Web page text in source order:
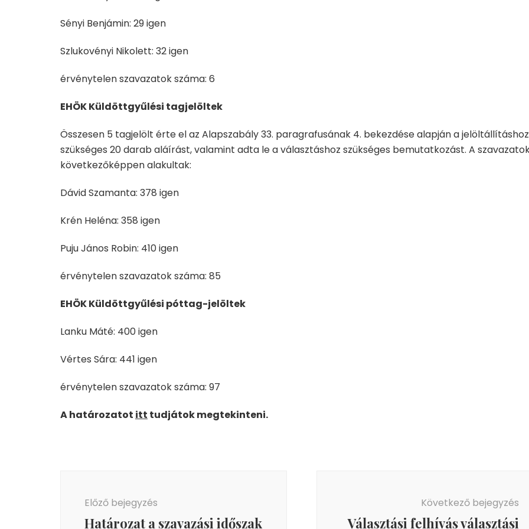
Sényi Benjámin: 29 igen
Szlukovényi Nikolett: 32 igen
érvénytelen szavazatok száma: 6
EHÖK Küldöttgyűlési tagjelöltek
Összesen 5 tagjelölt érte el az Alapszabály 33. paragrafusának 4. bekezdése alapján a jelöltállításhoz
szükséges 20 darab aláírást, valamint adta le a választáshoz szükséges bemutatkozást. A
következőképpen alakultak:
Dávid Szamanta: 378 igen
Krén Heléna: 358 igen
Puju János Robin: 410 igen
érvénytelen szavazatok száma: 85
EHÖK Küldöttgyűlési póttag-jelöltek
Lanku Máté: 400 igen
Vértes Sára: 441 igen
érvénytelen szavazatok száma: 97
A határozatot itt tudjátok megtekinteni.
Előző bejegyzés
Határozat a szavazási időszak
Következő bejegyzés
Választási felhívás választási